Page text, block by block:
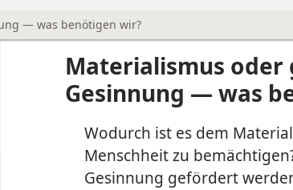
— was benötigen wir?
Materialismus oder
Gesinnung — was
Wodurch ist es dem
Menschheit zu
Gesinnung gefördert